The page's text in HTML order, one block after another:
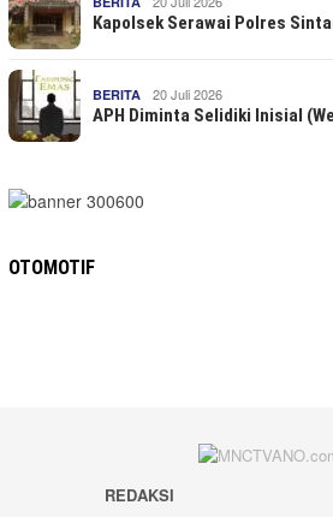
Kapolsek Serawai Polres
BERITA 20 Juli 2026
APH Diminta Selidiki Inisial
OTOMOTIF
REDAKSI